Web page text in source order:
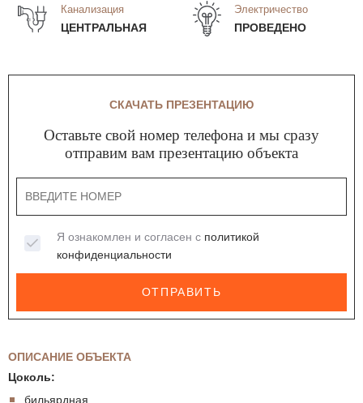
Канализация
ЦЕНТРАЛЬНАЯ
Электричество
ПРОВЕДЕНО
ОПИСАНИЕ ОБЪЕКТА
Цоколь:
бильярдная
СКАЧАТЬ ПРЕЗЕНТАЦИЮ
Оставьте свой номер телефона и мы сразу
отправим вам презентацию объекта
Я ознакомлен и согласен с политикой
конфиденциальности
ОТПРАВИТЬ